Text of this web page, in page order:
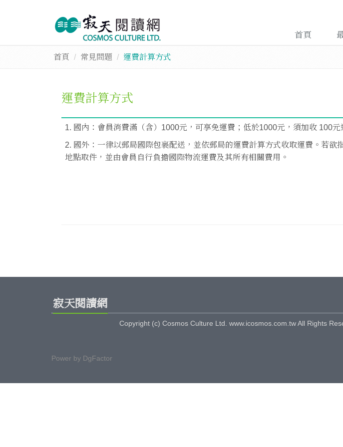
首頁
首頁 常見問題 運費計算方式
運費計算方式
1. 國內：會員消費滿（含）1000元，可享免運費；低於1000元，須加收 100
2. 國外：一律以郵局國際包裹配送，並依郵局的運費計算方式收取運費。若
地點取件，並由會員自行負擔國際物流運費及其所有相關費用。
寂天閱讀網
Copyright (c) Cosmos Culture Ltd. www.icosmos.com.tw All Rights
Power by DgFactor